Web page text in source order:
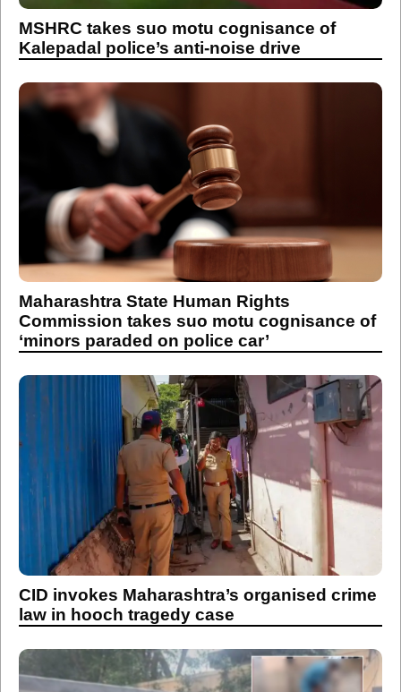
MSHRC takes suo motu cognisance of
Kalepadal police’s anti-noise drive
Maharashtra State Human Rights
Commission takes suo motu cognisance of
‘minors paraded on police car’
CID invokes Maharashtra’s organised crime
law in hooch tragedy case